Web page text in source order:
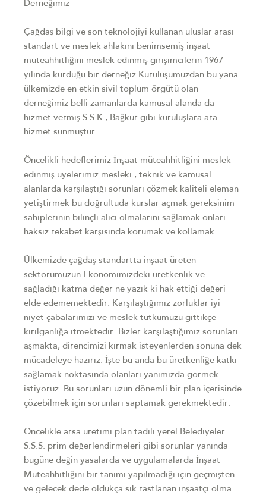
Derneğimiz
Çağdaş bilgi ve son teknolojiyi kullanan uluslar arası
standart ve meslek ahlakını benimsemiş inşaat
müteahhitliğini meslek edinmiş girişimcilerin 1967
yılında kurduğu bir derneğiz.Kuruluşumuzdan bu yana
ülkemizde en etkin sivil toplum örgütü olan
derneğimiz belli zamanlarda kamusal alanda da
hizmet vermiş S.S.K., Bağkur gibi kuruluşlara ara
hizmet sunmuştur.
Öncelikli hedeflerimiz İnşaat müteahhitliğini meslek
edinmiş üyelerimiz mesleki , teknik ve kamusal
alanlarda karşılaştığı sorunları çözmek kaliteli eleman
yetiştirmek bu doğrultuda kurslar açmak gereksinim
sahiplerinin bilinçli alıcı olmalarını sağlamak onları
haksız rekabet karşısında korumak ve kollamak.
Ülkemizde çağdaş standartta inşaat üreten
sektörümüzün Ekonomimizdeki üretkenlik ve
sağladığı katma değer ne yazık ki hak ettiği değeri
elde edememektedir. Karşılaştığımız zorluklar iyi
niyet çabalarımızı ve meslek tutkumuzu gittikçe
kırılganlığa itmektedir. Bizler karşılaştığımız sorunları
aşmakta, direncimizi kırmak isteyenlerden sonuna dek
mücadeleye hazırız. İşte bu anda bu üretkenliğe katkı
sağlamak noktasında olanları yanımızda görmek
istiyoruz. Bu sorunları uzun dönemli bir plan içerisinde
çözebilmek için sorunları saptamak gerekmektedir.
Öncelikle arsa üretimi plan tadili yerel Belediyeler
S.S.S. prim değerlendirmeleri gibi sorunlar yanında
bugüne değin yasalarda ve uygulamalarda İnşaat
Müteahhitliğini bir tanımı yapılmadığı için geçmişten
ve gelecek dede oldukça sık rastlanan inşaatçı olma